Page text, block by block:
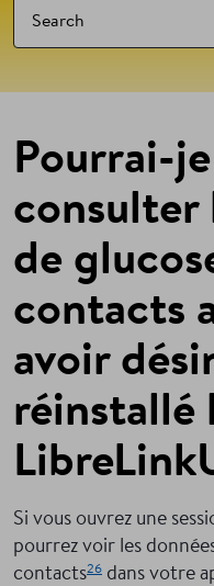
Pourrai-
consulter
de
contacts
avoir
réinstallé
Si vous ouvrez une
pourrez voir les
contacts26 dans votre